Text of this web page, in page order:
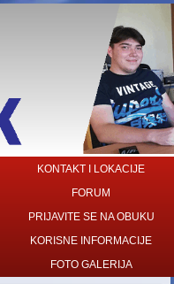
KONTAKT I LOKACIJE
FORUM
PRIJAVITE SE NA OBUKU
KORISNE INFORMACIJE
FOTO GALERIJA